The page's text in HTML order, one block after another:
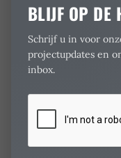
BLIJF OP DE
Schrijf u in voor
projectupdates en
inbox.